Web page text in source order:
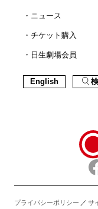
ニュース
チケット購入
日生劇場会員
English
プライバシーポリシー サ